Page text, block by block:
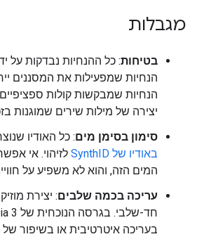
מגבלות
בטיחות: כל ההנחיות נבדקות על
הנחיות שמפעילות את המסננים
הנחיות שמבקשות קולות
יצירה של מילות שירים שמוגנות
סימון בסימן מים: כל האודיו
באודיו של SynthID
לזיהוי. אי
המים הזה, והוא לא משפיע על
עריכה בכמה שלבים: יצירת
בעריכה איטרטיבית או בשיפור של